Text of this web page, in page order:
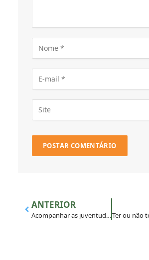
ANTERIOR
Acompanhar as juventudes na construção de projetos de vida cheios de esperança